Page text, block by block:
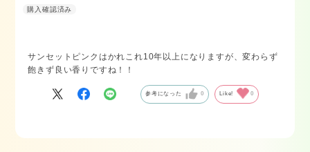
サンセットピンクはかれこれ10年以上になりますが、変わらず
飽きず良い香りですね！！
参考になった 0 Like! 0